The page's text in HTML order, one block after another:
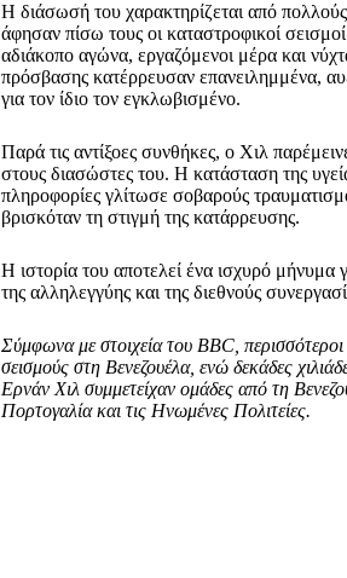
Η διάσωσή του χαρακτηρίζεται από
άφησαν πίσω τους οι καταστροφικοί
αδιάκοπο αγώνα, εργαζόμενοι μέρα και
πρόσβασης κατέρρευσαν επανειλημμένα,
για τον ίδιο τον εγκλωβισμένο.
Παρά τις αντίξοες συνθήκες, ο Χιλ
στους διασώστες του. Η κατάσταση της
πληροφορίες γλίτωσε σοβαρούς
βρισκόταν τη στιγμή της κατάρρευσης.
Η ιστορία του αποτελεί ένα ισχυρό μήνυμα
της αλληλεγγύης και της διεθνούς
Σύμφωνα με στοιχεία του BBC,
σεισμούς στη Βενεζουέλα, ενώ δεκάδες
Ερνάν Χιλ συμμετείχαν ομάδες από τη
Πορτογαλία και τις Ηνωμένες Πολιτείες.